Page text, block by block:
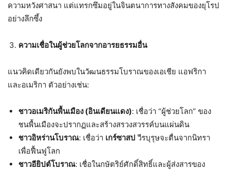
ความหวังศาสนา แต่แทรกซึมอยู่ในจินตนาการทางสังคมของยุโรป
อย่างลึกซึ้ง
ความเชื่อในผู้ช่วยโลกจากอารยธรรมอื่น
แนวคิดเดียวกันยังพบในวัฒนธรรมโบราณของเอเชีย แอฟริกา
และอเมริกา ตัวอย่างเช่น:
ชาวอเมริกันพื้นเมือง (อินเดียนแดง): เชื่อว่า “ผู้ช่วยโลก” ของ
ชนพื้นเมืองจะปรากฏและสร้างสรวงสวรรค์บนแผ่นดิน
ชาวอิหร่านโบราณ: เชื่อว่า เกร์ซาสป วีรบุรุษจะตื่นจากนิทรา
เพื่อฟื้นฟูโลก
ชาวอียิปต์โบราณ: เชื่อในกษัตริย์ศักดิ์สิทธิ์และผู้ส่งสารของ